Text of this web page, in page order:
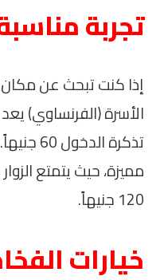
تجربة
إذا كنت تبحث عن
الأسرة (الفرنساوي) يعد
تذكرة
مميزة، حيث يتمتع
120 جنيهاً.
خيارات